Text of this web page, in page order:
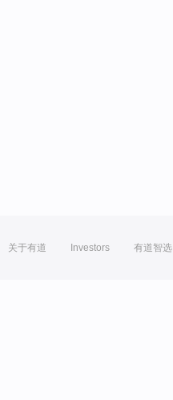
关于有道 Investors 有道智选